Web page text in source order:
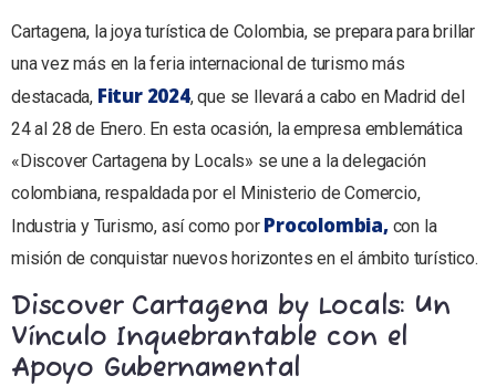
Cartagena, la joya turística de Colombia, se prepara para brillar
una vez más en la feria internacional de turismo más
destacada, Fitur 2024, que se llevará a cabo en Madrid del
24 al 28 de Enero. En esta ocasión, la empresa emblemática
«Discover Cartagena by Locals» se une a la delegación
colombiana, respaldada por el Ministerio de Comercio,
Industria y Turismo, así como por Procolombia,con la
misión de conquistar nuevos horizontes en el ámbito turístico.
Discover Cartagena by Locals: Un
Vínculo Inquebrantable con el
Apoyo Gubernamental